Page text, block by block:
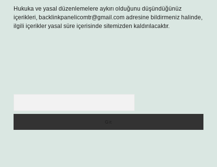
Hukuka ve yasal düzenlemelere aykırı olduğunu düşündüğünüz
içerikleri, backlinkpanelicomtr@gmail.com adresine bildirmeniz halinde,
ilgili içerikler yasal süre içerisinde sitemizden kaldırılacaktır.